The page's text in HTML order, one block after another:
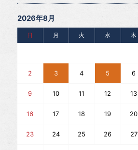
2026年8月
日 月 火 水 木
2 3 4 5 6
9 10 11 12 13
16 17 18 19 20
23 24 25 26 27